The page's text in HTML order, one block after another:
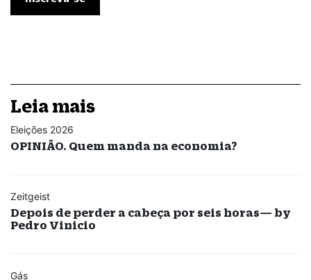
Leia mais
Eleições 2026
OPINIÃO. Quem manda na economia?
Zeitgeist
Depois de perder a cabeça por seis horas— by
Pedro Vinicio
Gás